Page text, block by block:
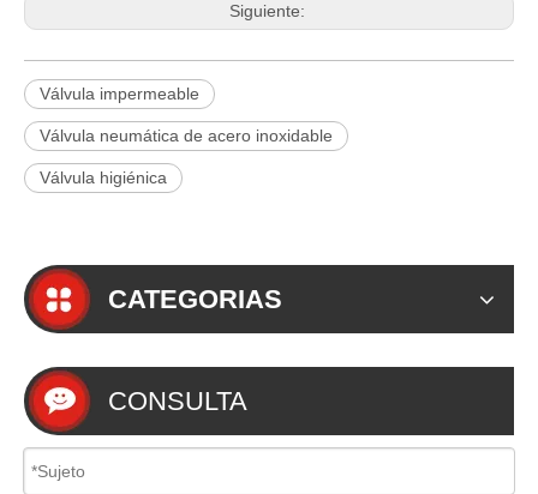
Siguiente:
Válvula impermeable
Válvula neumática de acero inoxidable
Válvula higiénica
CATEGORIAS
CONSULTA